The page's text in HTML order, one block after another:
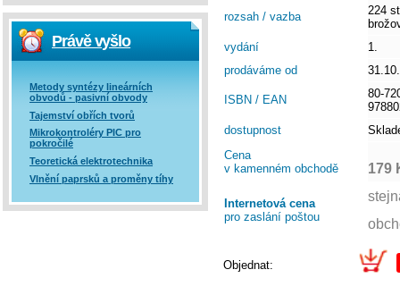
rozsah / vazba
224
vydání
1.
prodáváme od
ISBN / EAN
80-
dostupnost
Cena
v kamenném obchodě
179
Internetová cena
pro zaslání poštou
Objednat:
Právě vyšlo
Metody syntézy lineárních
obvodů - pasivní obvody
Tajemství obřích tvorů
Mikrokontroléry PIC pro
pokročilé
Teoretická elektrotechnika
Vlnění paprsků a proměny tíhy